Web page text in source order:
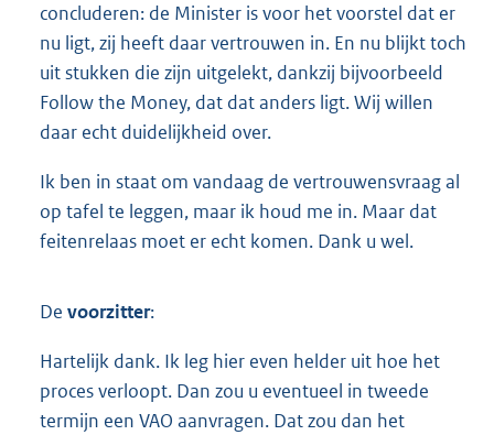
concluderen: de Minister is voor het voorstel dat er
nu ligt, zij heeft daar vertrouwen in. En nu blijkt toch
uit stukken die zijn uitgelekt, dankzij bijvoorbeeld
Follow the Money, dat dat anders ligt. Wij willen
daar echt duidelijkheid over.
Ik ben in staat om vandaag de vertrouwensvraag al
op tafel te leggen, maar ik houd me in. Maar dat
feitenrelaas moet er echt komen. Dank u wel.
De voorzitter:
Hartelijk dank. Ik leg hier even helder uit hoe het
proces verloopt. Dan zou u eventueel in tweede
termijn een VAO aanvragen. Dat zou dan het